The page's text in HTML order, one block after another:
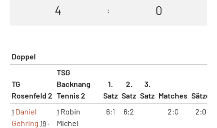
4 : 0
Doppel
TG
Rosenfeld 2
TSG
Backnang
Tennis 2
1.
Satz
2.
Satz
3.
Satz Matches Sätze
1 Daniel
Gehring 19·
1 Robin
Michel
6:1 6:2 2:0 2:0